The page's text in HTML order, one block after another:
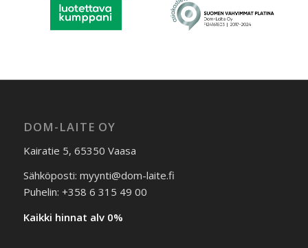
DOM-LAITE OY
Kairatie 5, 65350 Vaasa
Sähköposti: myynti@dom-laite.fi
Puhelin: +358 6 315 49 00
Kaikki hinnat alv 0%